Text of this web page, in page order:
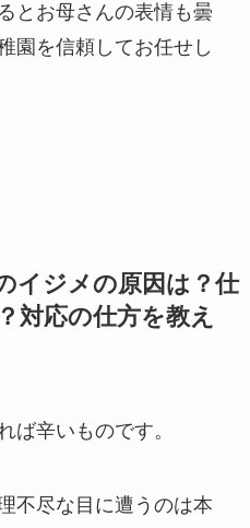
とお母さんの表情も曇
園を信頼してお任せし
イジメの原因は？仕
対応の仕方を教え
ば辛いものです。
不尽な目に遭うのは本